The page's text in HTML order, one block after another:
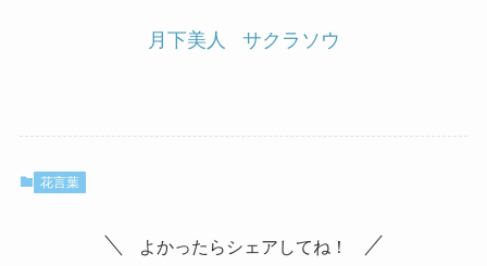
月下美人 サクラソウ
花言葉
よかったらシェアしてね！